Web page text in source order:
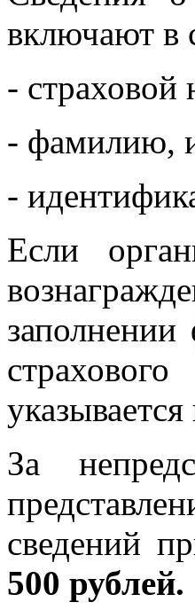
включают в
- страховой
- фамилию,
-
Если
За
сведений
500 рублей.